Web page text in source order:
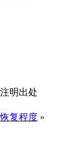
明出处
复程度 »